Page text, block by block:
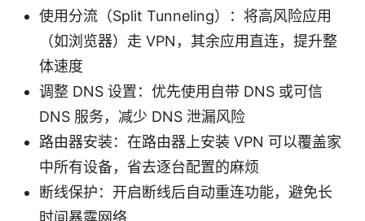
使用分流（Split Tunneling）：将高风险应用
（如浏览器）走 VPN，其余应用直连，提升整
体速度
调整 DNS 设置：优先使用自带 DNS 或可信
DNS 服务，减少 DNS 泄漏风险
路由器安装：在路由器上安装 VPN 可以覆盖家
中所有设备，省去逐台配置的麻烦
断线保护：开启断线后自动重连功能，避免长
时间暴露网络